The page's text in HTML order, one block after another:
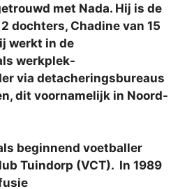
met Nada. Hij is de
dochters, Chadine van 15
werkt in de
werkplek-
via detacheringsbureaus
dit voornamelijk in Noord-
beginnend voetballer
Tuindorp (VCT). In 1989